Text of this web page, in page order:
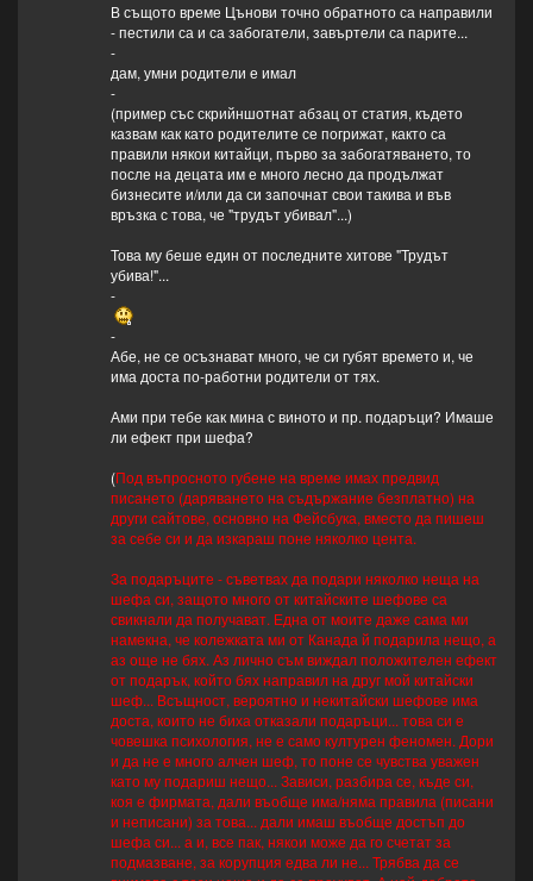
В същото време Цънови точно обратното са направили
- пестили са и са забогатели, завъртели са парите...
-
дам, умни родители е имал
-
(пример със скрийншотнат абзац от статия, където
казвам как като родителите се погрижат, както са
правили някои китайци, първо за забогатяването, то
после на децата им е много лесно да продължат
бизнесите и/или да си започнат свои такива и във
връзка с това, че "трудът убивал"...)
Това му беше един от последните хитове "Трудът
убива!"...
-
-
Абе, не се осъзнават много, че си губят времето и, че
има доста по-работни родители от тях.
Ами при тебе как мина с виното и пр. подаръци? Имаше
ли ефект при шефа?
(Под въпросното губене на време имах предвид
писането (даряването на съдържание безплатно) на
други сайтове, основно на Фейсбука, вместо да пишеш
за себе си и да изкараш поне няколко цента.
За подаръците - съветвах да подари няколко неща на
шефа си, защото много от китайските шефове са
свикнали да получават. Една от моите даже сама ми
намекна, че колежката ми от Канада й подарила нещо, а
аз още не бях. Аз лично съм виждал положителен ефект
от подарък, който бях направил на друг мой китайски
шеф... Всъщност, вероятно и некитайски шефове има
доста, които не биха отказали подаръци... това си е
човешка психология, не е само културен феномен. Дори
и да не е много алчен шеф, то поне се чувства уважен
като му подариш нещо... Зависи, разбира се, къде си,
коя е фирмата, дали въобще има/няма правила (писани
и неписани) за това... дали имаш въобще достъп до
шефа си... а и, все пак, някои може да го счетат за
подмазване, за корупция едва ли не... Трябва да се